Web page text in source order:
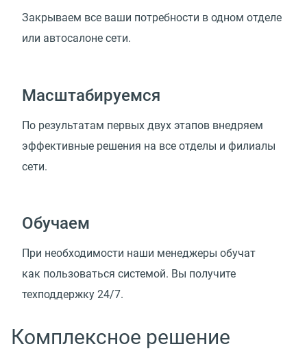
Закрываем все ваши потребности в одном отделе
или автосалоне сети.
Масштабируемся
По результатам первых двух этапов внедряем
эффективные решения на все отделы и филиалы
сети.
Обучаем
При необходимости наши менеджеры обучат
как пользоваться системой. Вы получите
техподдержку 24/7.
Комплексное решение